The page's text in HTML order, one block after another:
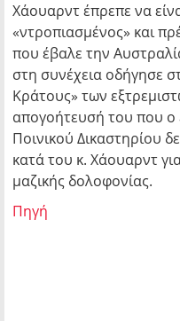
Χάουαρντ έπρεπε να
«ντροπιασμένος» και
που έβαλε την
στη συνέχεια οδήγησε
Κράτους» των
απογοήτευσή του που ο
Ποινικού Δικαστηρίου
κατά του κ. Χάουαρντ
μαζικής δολοφονίας.
Πηγή